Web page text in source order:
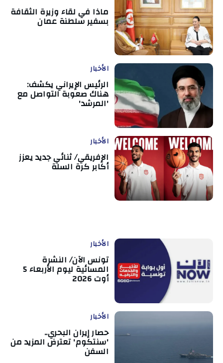
ماذا في لقاء وزيرة الثقافة
بسفير سلطنة عمان
الأخبار
الرئيس الإيراني يكشف:
هناك صعوبة التواصل مع
'المرشد'
الأخبار
الإفريقي/ ثنائي جديد يعزز
أكابر كرة السلة
الأخبار
تونس الآن/ النشرة
المسائية ليوم الأربعاء 5
أوت 2026
الأخبار
حصار إيران البحري..
'سنتكوم' تعترض المزيد من
السفن